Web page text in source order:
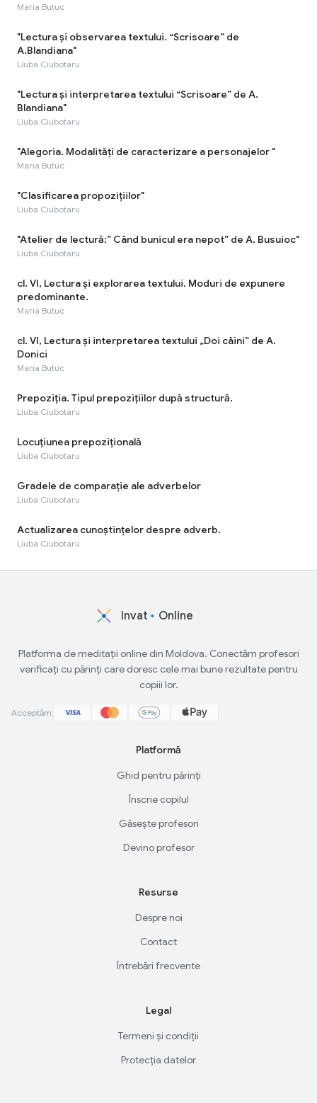
Maria Butuc
"Lectura și observarea textului. “Scrisoare” de
A.Blandiana"
Liuba Ciubotaru
"Lectura și interpretarea textului “Scrisoare” de A.
Blandiana"
Liuba Ciubotaru
"Alegoria. Modalități de caracterizare a personajelor "
Maria Butuc
"Clasificarea propozițiilor"
Liuba Ciubotaru
"Atelier de lectură:” Când bunicul era nepot” de A. Busuioc"
Liuba Ciubotaru
cl. VI, Lectura și explorarea textului. Moduri de expunere
predominante.
Maria Butuc
cl. VI, Lectura și interpretarea textului „Doi câini” de A.
Donici
Maria Butuc
Prepoziţia. Tipul prepoziţiilor după structură.
Liuba Ciubotaru
Locuţiunea prepoziţională
Liuba Ciubotaru
Gradele de comparaţie ale adverbelor
Liuba Ciubotaru
Actualizarea cunoştinţelor despre adverb.
Liuba Ciubotaru
Invat Online
Platforma de meditații online din Moldova. Conectăm profesori
verificați cu părinți care doresc cele mai bune rezultate pentru
copiii lor.
Acceptăm:
Platformă
Ghid pentru părinți
Înscrie copilul
Găsește profesori
Devino profesor
Resurse
Despre noi
Contact
Întrebări frecvente
Legal
Termeni și condiții
Protecția datelor